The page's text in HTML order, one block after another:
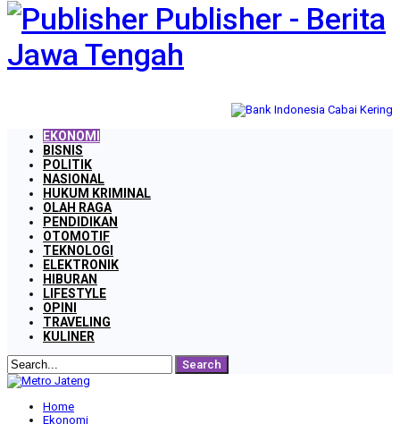
Publisher - Berita
Jawa Tengah
EKONOMI
BISNIS
POLITIK
NASIONAL
HUKUM KRIMINAL
OLAH RAGA
PENDIDIKAN
OTOMOTIF
TEKNOLOGI
ELEKTRONIK
HIBURAN
LIFESTYLE
OPINI
TRAVELING
KULINER
Home
Ekonomi